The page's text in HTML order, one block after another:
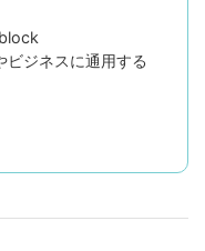
ビジネスに通用する